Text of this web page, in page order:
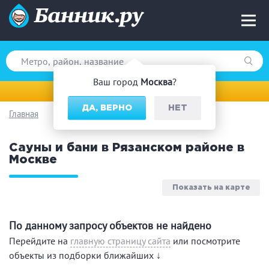
Ваш город Москва?
ДА, ВЕРНО НЕТ
Вид парной
Русская баня
Финская сауна
Турецкая баня
На дровах
Поводы
Загородный отдых
Главная
Сауны и бани в Рязанском районе в
Москве
Показать на карте
По данному запросу объектов не найдено
Перейдите на главную страницу сайта или посмотрите
объекты из подборки ближайших ↓